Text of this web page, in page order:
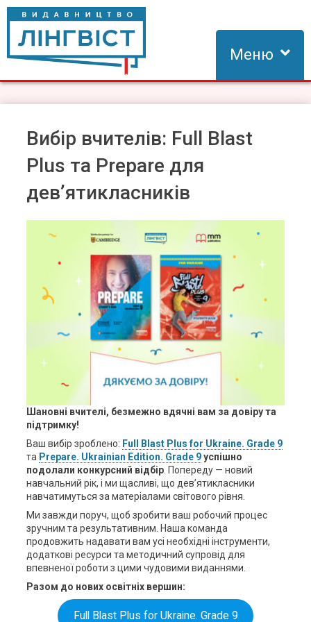
Skip
content
Видавництво Лінгвіст
Видавництво Лінгвіст – адаптація та створення видань для
Меню
Вибір вчителів: Full Blast
Plus та Prepare для
дев’ятикласників
Шановні вчителі, безмежно вдячні вам за довіру та
підтримку!
Ваш вибір зроблено: Full Blast Plus for Ukraine. Grade 9
та Prepare. Ukrainian Edition. Grade 9 успішно
подолали конкурсний відбір. Попереду — новий
навчальний рік, і ми щасливі, що дев’ятикласники
навчатимуться за матеріалами світового рівня.
Ми завжди поруч, щоб зробити ваш робочий процес
зручним та результативним. Наша команда
продовжить надавати вам усі необхідні інструменти,
додаткові ресурси та методичний супровід для
впевненої роботи з цими чудовими виданнями.
Разом до нових освітніх вершин:
Full Blast Plus for Ukraine. Grade 9